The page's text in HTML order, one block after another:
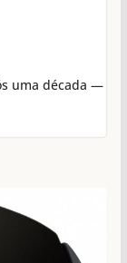
uma década —